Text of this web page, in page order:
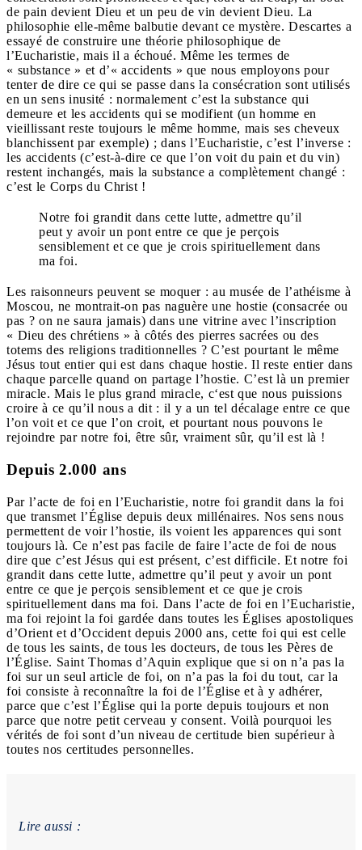
de pain devient Dieu et un peu de vin devient Dieu. La
philosophie elle-même balbutie devant ce mystère. Descartes a
essayé de construire une théorie philosophique de
l’Eucharistie, mais il a échoué. Même les termes de
« substance » et d’« accidents » que nous employons pour
tenter de dire ce qui se passe dans la consécration sont utilisés
en un sens inusité : normalement c’est la substance qui
demeure et les accidents qui se modifient (un homme en
vieillissant reste toujours le même homme, mais ses cheveux
blanchissent par exemple) ; dans l’Eucharistie, c’est l’inverse :
les accidents (c’est-à-dire ce que l’on voit du pain et du vin)
restent inchangés, mais la substance a complètement changé :
c’est le Corps du Christ !
Notre foi grandit dans cette lutte, admettre qu’il
peut y avoir un pont entre ce que je perçois
sensiblement et ce que je crois spirituellement dans
ma foi.
Les raisonneurs peuvent se moquer : au musée de l’athéisme à
Moscou, ne montrait-on pas naguère une hostie (consacrée ou
pas ? on ne saura jamais) dans une vitrine avec l’inscription
« Dieu des chrétiens » à côtés des pierres sacrées ou des
totems des religions traditionnelles ? C’est pourtant le même
Jésus tout entier qui est dans chaque hostie. Il reste entier dans
chaque parcelle quand on partage l’hostie. C’est là un premier
miracle. Mais le plus grand miracle, c‘est que nous puissions
croire à ce qu’il nous a dit : il y a un tel décalage entre ce que
l’on voit et ce que l’on croit, et pourtant nous pouvons le
rejoindre par notre foi, être sûr, vraiment sûr, qu’il est là !
Depuis 2.000 ans
Par l’acte de foi en l’Eucharistie, notre foi grandit dans la foi
que transmet l’Église depuis deux millénaires. Nos sens nous
permettent de voir l’hostie, ils voient les apparences qui sont
toujours là. Ce n’est pas facile de faire l’acte de foi de nous
dire que c’est Jésus qui est présent, c’est difficile. Et notre foi
grandit dans cette lutte, admettre qu’il peut y avoir un pont
entre ce que je perçois sensiblement et ce que je crois
spirituellement dans ma foi. Dans l’acte de foi en l’Eucharistie,
ma foi rejoint la foi gardée dans toutes les Églises apostoliques
d’Orient et d’Occident depuis 2000 ans, cette foi qui est celle
de tous les saints, de tous les docteurs, de tous les Pères de
l’Église. Saint Thomas d’Aquin explique que si on n’a pas la
foi sur un seul article de foi, on n’a pas la foi du tout, car la
foi consiste à reconnaître la foi de l’Église et à y adhérer,
parce que c’est l’Église qui la porte depuis toujours et non
parce que notre petit cerveau y consent. Voilà pourquoi les
vérités de foi sont d’un niveau de certitude bien supérieur à
toutes nos certitudes personnelles.
Lire aussi :